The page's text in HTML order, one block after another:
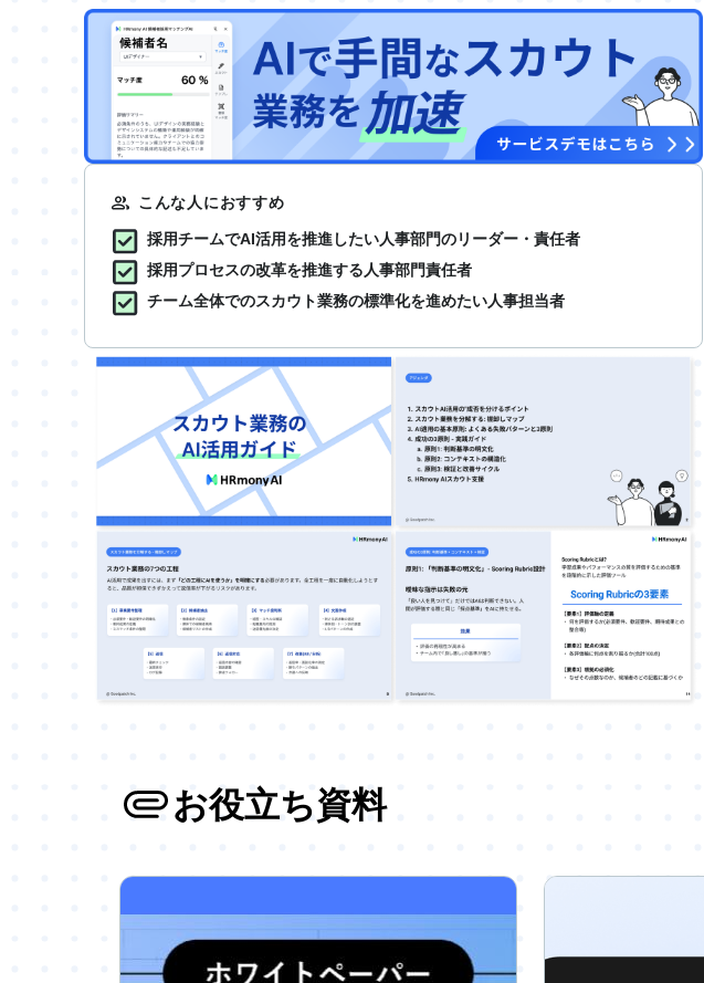
こんな人におすすめ
採用チームでAI活用を推進したい人事部門のリーダー・責任者
採用プロセスの改革を推進する人事部門責任者
チーム全体でのスカウト業務の標準化を進めたい人事担当者
お役立ち資料